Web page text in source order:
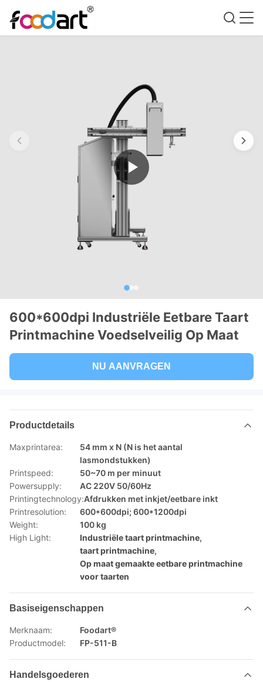
600*600dpi Industriële Eetbare Taart
Printmachine Voedselveilig Op Maat
NU AANVRAGEN
Productdetails
Maxprintarea:
54 mm x N (N is het aantal
lasmondstukken)
Printspeed:
50~70 m per minuut
Powersupply:
AC 220V 50/60Hz
Printingtechnology:Afdrukken met inkjet/eetbare inkt
Printresolution:
600*600dpi; 600*1200dpi
Weight:
100 kg
High Light:
Industriële taart printmachine,
taart printmachine,
Op maat gemaakte eetbare printmachine
voor taarten
Basiseigenschappen
Merknaam:
Foodart®
Productmodel:
FP-511-B
Handelsgoederen